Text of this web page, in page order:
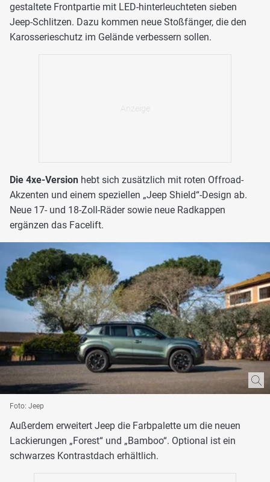
gestaltete Frontpartie mit LED-hinterleuchteten sieben
Jeep-Schlitzen. Dazu kommen neue Stoßfänger, die den
Karosserieschutz im Gelände verbessern sollen.
Die 4xe-Version hebt sich zusätzlich mit roten Offroad-
Akzenten und einem speziellen „Jeep Shield“-Design ab.
Neue 17- und 18-Zoll-Räder sowie neue Radkappen
ergänzen das Facelift.
Foto: Jeep
Außerdem erweitert Jeep die Farbpalette um die neuen
Lackierungen „Forest“ und „Bamboo“. Optional ist ein
schwarzes Kontrastdach erhältlich.